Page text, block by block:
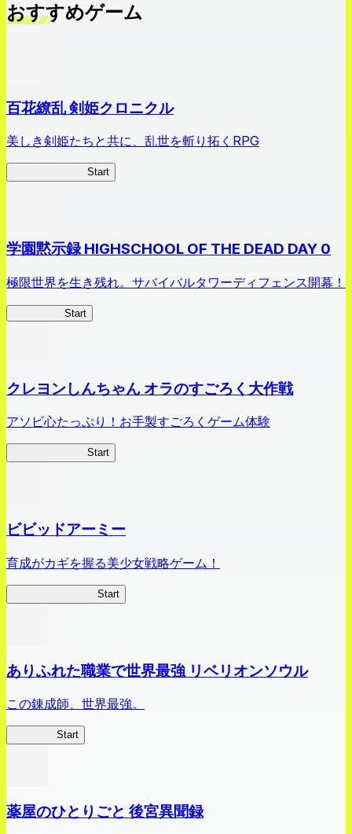
おすすめゲーム
百花繚乱 剣姫クロニクル
美しき剣姫たちと共に、乱世を斬り拓くRPG
Start
学園黙示録 HIGHSCHOOL OF THE DEAD DAY 0
極限世界を生き残れ。サバイバルタワーディフェンス開幕！
Start
クレヨンしんちゃん オラのすごろく大作戦
アソビ心たっぷり！お手製すごろくゲーム体験
Start
ビビッドアーミー
育成がカギを握る美少女戦略ゲーム！
Start
ありふれた職業で世界最強 リベリオンソウル
この錬成師、世界最強。
Start
薬屋のひとりごと 後宮異聞録